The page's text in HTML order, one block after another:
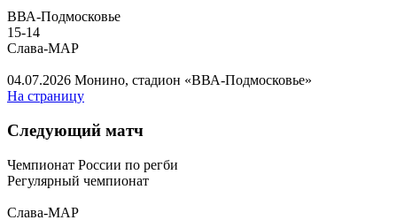
ВВА-Подмосковье
15-14
Слава-МАР
04.07.2026 Монино, стадион «ВВА-Подмосковье»
На страницу
Следующий матч
Чемпионат России по регби
Регулярный чемпионат
Слава-МАР